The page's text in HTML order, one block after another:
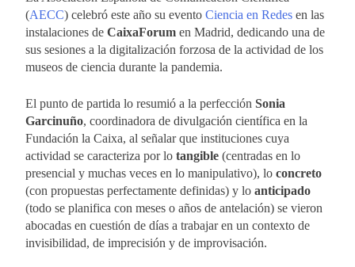
(AECC) celebró este año su evento Ciencia en Redes en las
instalaciones de CaixaForum en Madrid, dedicando una de
sus sesiones a la digitalización forzosa de la actividad de los
museos de ciencia durante la pandemia.
El punto de partida lo resumió a la perfección Sonia
Garcinuño, coordinadora de divulgación científica en la
Fundación la Caixa, al señalar que instituciones cuya
actividad se caracteriza por lo tangible (centradas en lo
presencial y muchas veces en lo manipulativo), lo concreto
(con propuestas perfectamente definidas) y lo anticipado
(todo se planifica con meses o años de antelación) se vieron
abocadas en cuestión de días a trabajar en un contexto de
invisibilidad, de imprecisión y de improvisación.